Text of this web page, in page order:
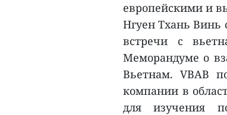
европейскими и
Нгуен Тхань Винь
встречи с
Меморандуме о
Вьетнам. VBAB
компании в
для изучения